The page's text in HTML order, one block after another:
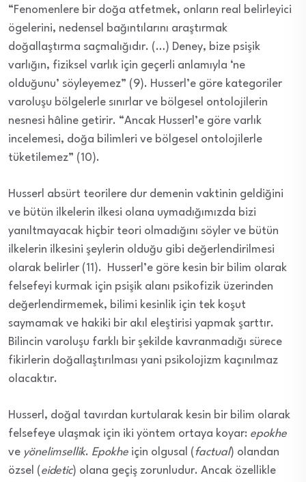
“Fenomenlere bir doğa atfetmek, onların real belirleyici
ögelerini, nedensel bağıntılarını araştırmak
doğallaştırma saçmalığıdır. (…) Deney, bize psişik
varlığın, fiziksel varlık için geçerli anlamıyla ‘ne
olduğunu’ söyleyemez” (9). Husserl’e göre kategoriler
varoluşu bölgelerle sınırlar ve bölgesel ontolojilerin
nesnesi hâline getirir. “Ancak Husserl’e göre varlık
incelemesi, doğa bilimleri ve bölgesel ontolojilerle
tüketilemez” (10).
Husserl absürt teorilere dur demenin vaktinin geldiğini
ve bütün ilkelerin ilkesi olana uymadığımızda bizi
yanıltmayacak hiçbir teori olmadığını söyler ve bütün
ilkelerin ilkesini şeylerin olduğu gibi değerlendirilmesi
olarak belirler (11). Husserl’e göre kesin bir bilim olarak
felsefeyi kurmak için psişik alanı psikofizik üzerinden
değerlendirmemek, bilimi kesinlik için tek koşut
saymamak ve hakiki bir akıl eleştirisi yapmak şarttır.
Bilincin varoluşu farklı bir şekilde kavranmadığı sürece
fikirlerin doğallaştırılması yani psikolojizm kaçınılmaz
olacaktır.
Husserl, doğal tavırdan kurtularak kesin bir bilim olarak
felsefeye ulaşmak için iki yöntem ortaya koyar: epokhe
ve yönelimsellik. Epokhe için olgusal ( factual) olandan
özsel (eidetic) olana geçiş zorunludur. Ancak özellikle